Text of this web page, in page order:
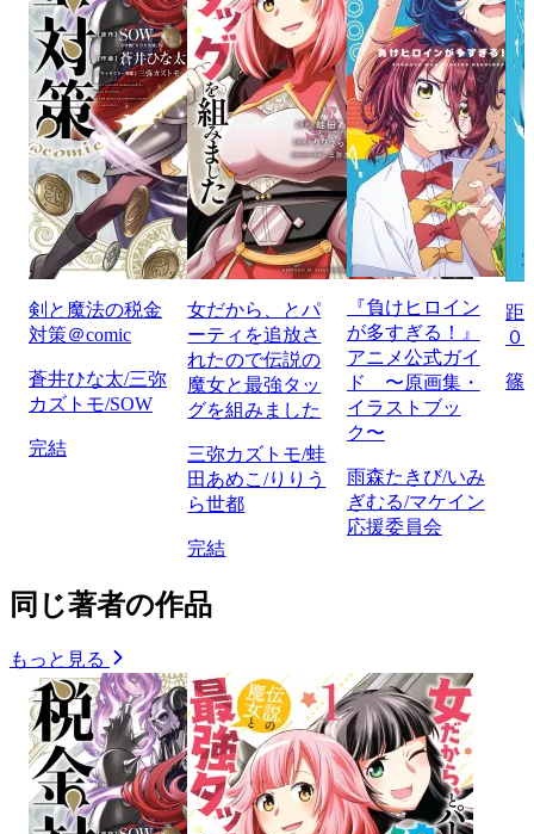
剣と魔法の税金
対策＠comic
蒼井ひな太/三弥
カズトモ/SOW
完結
女だから、とパ
ーティを追放さ
れたので伝説の
魔女と最強タッ
グを組みました
三弥カズトモ/蛙
田あめこ/りりう
ら世都
完結
『負けヒロイン
が多すぎる！』
アニメ公式ガイ
ド 〜原画集・
イラストブッ
ク〜
雨森たきび/いみ
ぎむる/マケイン
応援委員会
距
０
篠
同じ著者の作品
もっと見る